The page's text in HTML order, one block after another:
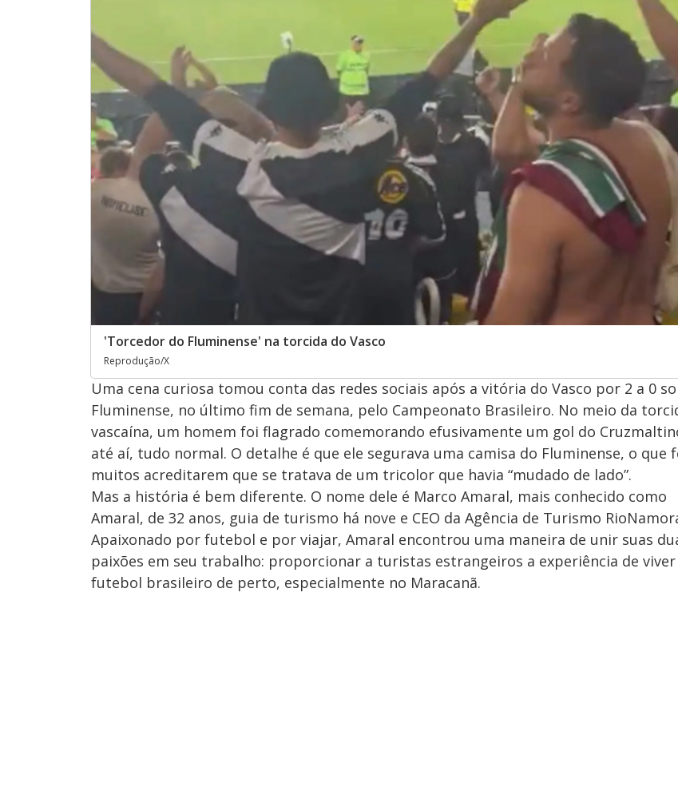
'Torcedor do Fluminense' na torcida do Vasco
Reprodução/X
Uma cena curiosa tomou conta das redes sociais após a vitória do Vasco por 2 a 0
Fluminense, no último fim de semana, pelo Campeonato Brasileiro. No meio da
vascaína, um homem foi flagrado comemorando efusivamente um gol do
até aí, tudo normal. O detalhe é que ele segurava uma camisa do Fluminense, o que
muitos acreditarem que se tratava de um tricolor que havia “mudado de lado”.
Mas a história é bem diferente. O nome dele é Marco Amaral, mais conhecido como
Amaral, de 32 anos, guia de turismo há nove e CEO da Agência de Turismo
Apaixonado por futebol e por viajar, Amaral encontrou uma maneira de unir suas
paixões em seu trabalho: proporcionar a turistas estrangeiros a experiência de viver
futebol brasileiro de perto, especialmente no Maracanã.